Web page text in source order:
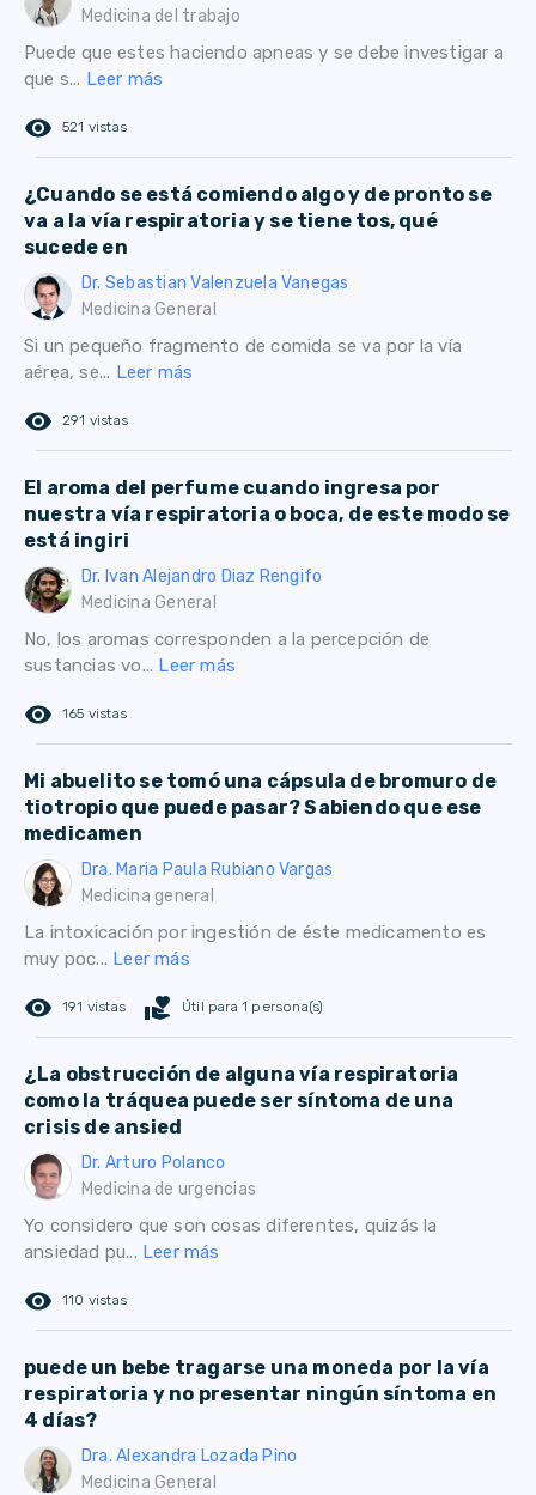
Medicina del trabajo
Puede que estes haciendo apneas y se debe investigar a
que s... Leer más
remove_red_eye 521 vistas
¿Cuando se está comiendo algo y de pronto se
va a la vía respiratoria y se tiene tos, qué
sucede en
Dr. Sebastian Valenzuela Vanegas
Medicina General
Si un pequeño fragmento de comida se va por la vía
aérea, se... Leer más
remove_red_eye 291 vistas
El aroma del perfume cuando ingresa por
nuestra vía respiratoria o boca, de este modo se
está ingiri
Dr. Ivan Alejandro Diaz Rengifo
Medicina General
No, los aromas corresponden a la percepción de
sustancias vo... Leer más
remove_red_eye 165 vistas
Mi abuelito se tomó una cápsula de bromuro de
tiotropio que puede pasar? Sabiendo que ese
medicamen
Dra. Maria Paula Rubiano Vargas
Medicina general
La intoxicación por ingestión de éste medicamento es
muy poc... Leer más
remove_red_eye 191 vistas volunteer_activism Útil para 1 persona(s)
¿La obstrucción de alguna vía respiratoria
como la tráquea puede ser síntoma de una
crisis de ansied
Dr. Arturo Polanco
Medicina de urgencias
Yo considero que son cosas diferentes, quizás la
ansiedad pu... Leer más
remove_red_eye 110 vistas
puede un bebe tragarse una moneda por la vía
respiratoria y no presentar ningún síntoma en
4 días?
Dra. Alexandra Lozada Pino
Medicina General